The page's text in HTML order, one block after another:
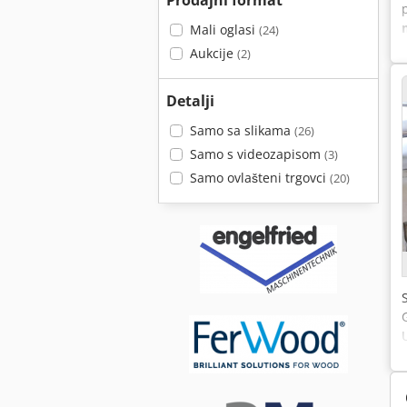
Mali oglasi (24)
Aukcije (2)
Detalji
Samo sa slikama (26)
Samo s videozapisom (3)
Samo ovlašteni trgovci (20)